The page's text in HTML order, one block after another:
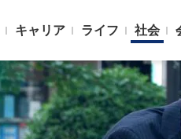
キャリア ライフ 社会